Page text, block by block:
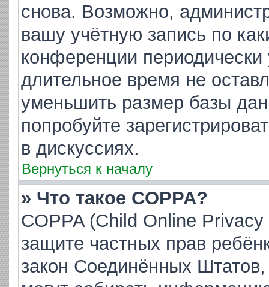
снова. Возможно,
вашу учётную запись по
конференции
длительное время не
уменьшить размер базы
попробуйте
в дискуссиях.
Вернуться к началу
» Что такое COPPA?
COPPA (Child Online
защите частных прав
закон Соединённых